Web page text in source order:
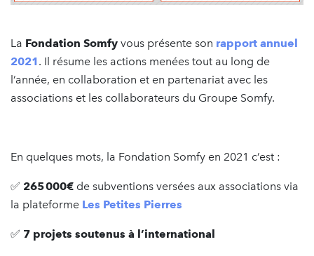
La Fondation Somfy vous présente son rapport annuel
2021. Il résume les actions menées tout au long de
l’année, en collaboration et en partenariat avec les
associations et les collaborateurs du Groupe Somfy.
En quelques mots, la Fondation Somfy en 2021 c’est :
✅ 265 000€ de subventions versées aux associations via
la plateforme Les Petites Pierres
✅ 7 projets soutenus à l’international